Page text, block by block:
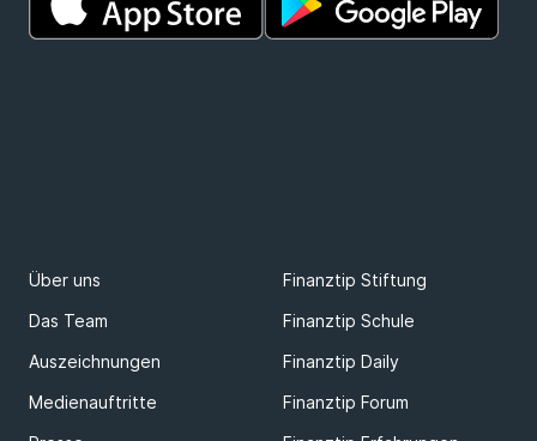
Über uns
Finanztip Stiftung
Das Team
Finanztip Schule
Auszeichnungen
Finanztip Daily
Medienauftritte
Finanztip Forum